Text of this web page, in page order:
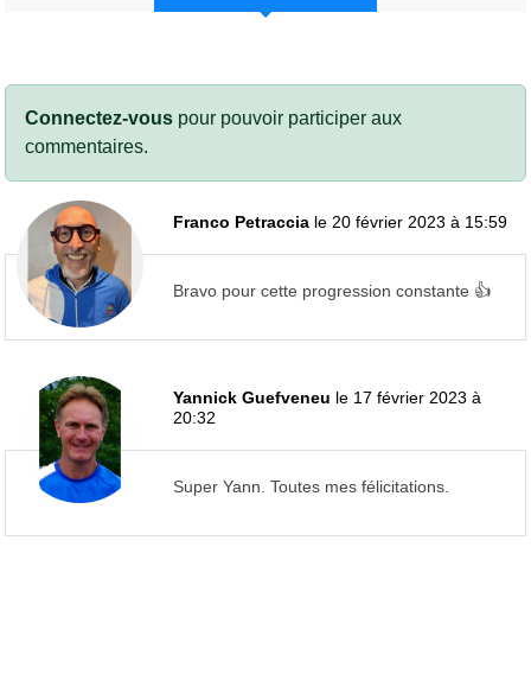
Connectez-vous pour pouvoir participer aux
commentaires.
Franco Petraccia le 20 février 2023 à 15:59
Bravo pour cette progression constante 👍
Yannick Guefveneu le 17 février 2023 à
20:32
Super Yann. Toutes mes félicitations.